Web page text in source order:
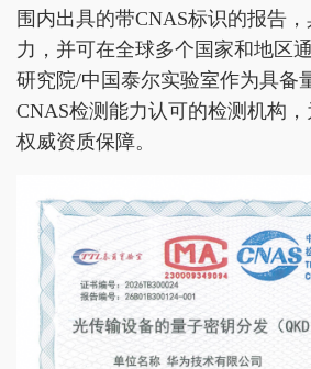
围内出具的带CNAS标识的报告
力，并可在全球多个国家和地区
研究院/中国泰尔实验室作为具备
CNAS检测能力认可的检测机构
权威资质保障。